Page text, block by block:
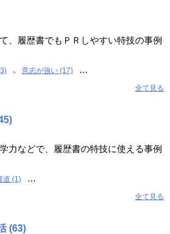
、履歴書でもＰＲしやすい特技の事例
意志が強い (17) …
全て見る
力などで、履歴書の特技に使える事例
道 (1) …
全て見る
(63)